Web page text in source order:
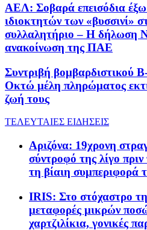
ΑΕΛ: Σοβαρά επεισόδια έξω
ιδιοκτητών των «βυσσινί»
συλλαλητήριο – Η δήλωση
ανακοίνωση της ΠΑΕ
Συντριβή βομβαρδιστικού
Οκτώ μέλη πληρώματος
ζωή τους
ΤΕΛΕΥΤΑΙΕΣ ΕΙΔΗΣΕΙΣ
Αριζόνα: 19χρονη
σύντροφό της λίγο
τη βίαιη συμπεριφορά
IRIS: Στο στόχαστρο
μεταφορές μικρών
χαρτζιλίκια, γονικές